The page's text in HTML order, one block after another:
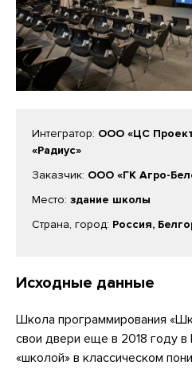
Интегратор: ООО «ЦС
«Радиус»
Заказчик: ООО «ГК Агро-
Место: здание школы
Страна, город: Россия,
Исходные данные
Школа программирования
свои двери еще в 2018 году
«школой» в классическом